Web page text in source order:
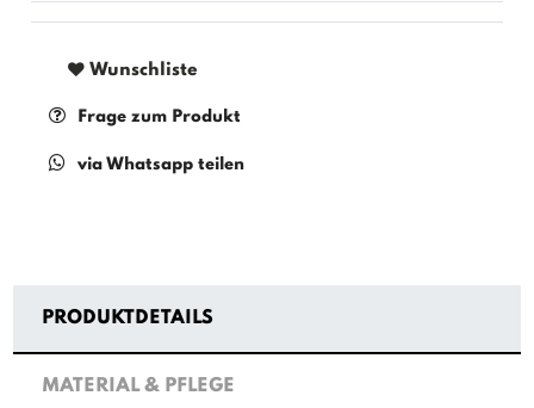
Wunschliste
Frage zum Produkt
via Whatsapp teilen
PRODUKTDETAILS
MATERIAL & PFLEGE